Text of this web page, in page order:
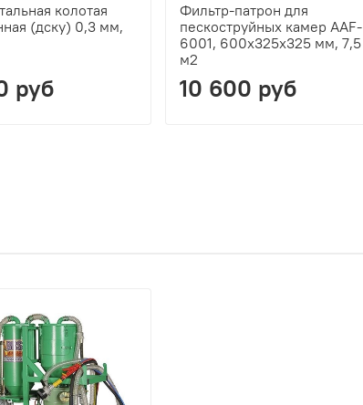
колотая
(дску) 0,3 мм,
руб
Фильтр-патрон для
пескоструйных камер AAF-
6001, 600х325х325 мм, 7,5
м2
10 600 руб